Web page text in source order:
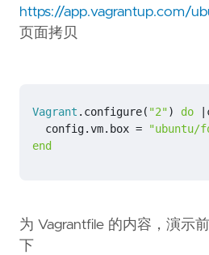
https://app.vagrantup.com/
页面拷贝
Vagrant . configure( "2") do
config.vm. box =
"ubuntu/
end
为 Vagrantfile 的内容，演示
下